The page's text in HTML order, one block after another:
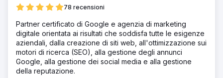
Risultato
Abbiamo aumentato i ricavi delle vendite provenienti dai
clienti esistenti di un enorme 300% nel primo mese. Ciò è
stato fatto con i social media, Google Ads e l'email
marketing.
Vai alla pagina agenzia
78 recensioni
Partner certificato di Google e agenzia di marketing
digitale orientata ai risultati che soddisfa tutte le esigenze
aziendali, dalla creazione di siti web, all'ottimizzazione sui
motori di ricerca (SEO), alla gestione degli annunci
Google, alla gestione dei social media e alla gestione
della reputazione.